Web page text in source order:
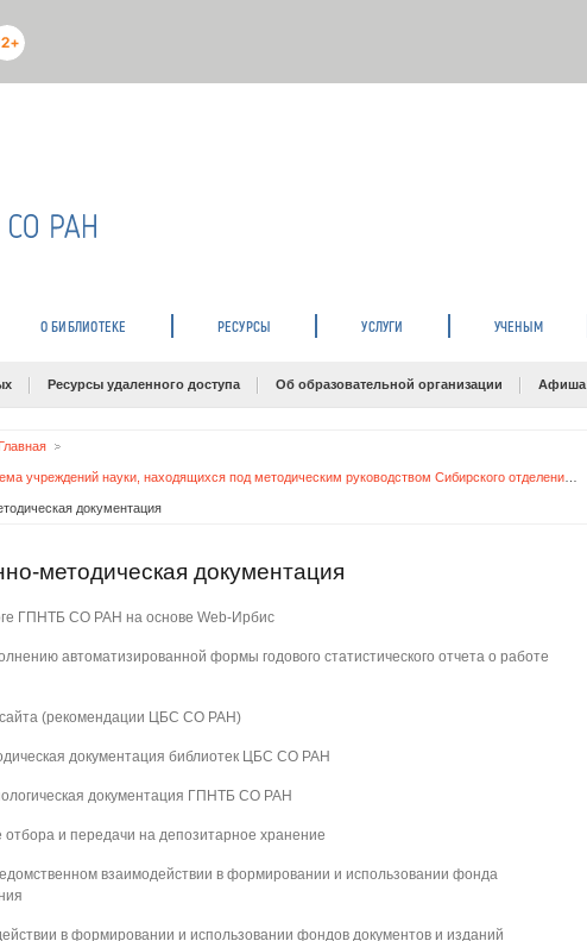
О БИБЛИОТЕКЕ РЕСУРСЫ УСЛУГИ УЧЕНЫМ
Ресурсы удаленного доступа Об образовательной организации Афиша
Главная
документация
методическая документация
ГПНТБ СО РАН на основе Web-Ирбис
автоматизированной формы годового статистического отчета о работе
(рекомендации ЦБС СО РАН)
документация библиотек ЦБС СО РАН
документация ГПНТБ СО РАН
отбора и передачи на депозитарное хранение
взаимодействии в формировании и использовании фонда
в формировании и использовании фондов документов и изданий